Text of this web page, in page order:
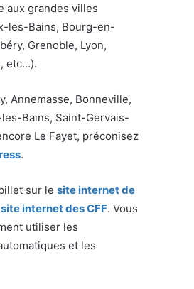
aux grandes villes
les-Bains, Bourg-en-
Grenoble, Lyon,
etc…).
Annemasse, Bonneville,
Bains, Saint-Gervais-
Le Fayet, préconisez
.
sur le site internet de
site internet des CFF. Vous
utiliser les
et les